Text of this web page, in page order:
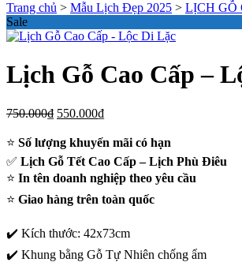
Trang chủ > Mẫu Lịch Đẹp 2025 > LỊCH GỖ
Sale
Lịch Gỗ Cao Cấp –
750.000₫ Giá
là:
750.000₫.
550.000₫Giá
tại
550.000₫.
⭐ Số lượng khuyến mãi có hạn
✅ Lịch Gỗ Tết Cao Cấp – Lịch Phù Điêu
⭐ In tên doanh nghiệp theo yêu cầu
⭐ Giao hàng trên toàn quốc
✔️ Kích thước: 42x73cm
✔️ Khung bằng Gỗ Tự Nhiên chống ẩm